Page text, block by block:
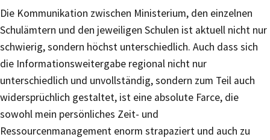
Die Kommunikation zwischen Ministerium, den einzelnen
Schulämtern und den jeweiligen Schulen ist aktuell nicht nur
schwierig, sondern höchst unterschiedlich. Auch dass sich
die Informationsweitergabe regional nicht nur
unterschiedlich und unvollständig, sondern zum Teil auch
widersprüchlich gestaltet, ist eine absolute Farce, die
sowohl mein persönliches Zeit- und
Ressourcenmanagement enorm strapaziert und auch zu